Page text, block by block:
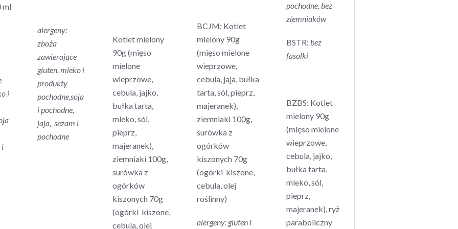
ml
i
i
alergeny:
zboża
zawierające
gluten, mleko i
produkty
pochodne,soja
i pochodne,
jaja, sezam i
pochodne
Kotlet mielony
90g (mięso
mielone
wieprzowe,
cebula, jajko,
bułka tarta,
mleko, sól,
pieprz,
majeranek),
ziemniaki 100g,
surówka z
ogórków
kiszonych 70g
(ogórki kiszone,
cebula, olej
BCJM: Kotlet
mielony 90g
(mięso mielone
wieprzowe,
cebula, jaja, bułka
tarta, sól, pieprz,
majeranek),
ziemniaki 100g,
surówka z
ogórków
kiszonych 70g
(ogórki kiszone,
cebula, olej
roślinny)
alergeny: gluten i
pochodne, bez
ziemniaków
BSTR: bez
fasolki
BZBS: Kotlet
mielony 90g
(mięso mielone
wieprzowe,
cebula, jajko,
bułka tarta,
mleko, sól,
pieprz,
majeranek), ryż
paraboliczny